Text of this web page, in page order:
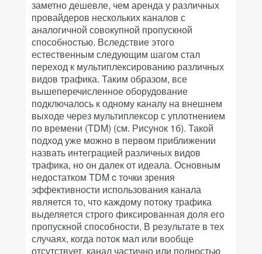
заметно дешевле, чем аренда у различных
провайдеров нескольких каналов с
аналогичной совокупной пропускной
способностью. Вследствие этого
естественным следующим шагом стал
переход к мультиплексированию различных
видов трафика. Таким образом, все
вышеперечисленное оборудование
подключалось к одному каналу на внешнем
выходе через мультиплексор с уплотнением
по времени (TDM) (см. Рисунок 1б). Такой
подход уже можно в первом приближении
назвать интеграцией различных видов
трафика, но он далек от идеала. Основным
недостатком TDM c точки зрения
эффективности использования канала
является то, что каждому потоку трафика
выделяется строго фиксированная доля его
пропускной способности. В результате в тех
случаях, когда поток мал или вообще
отсутствует, канал частично или полностью